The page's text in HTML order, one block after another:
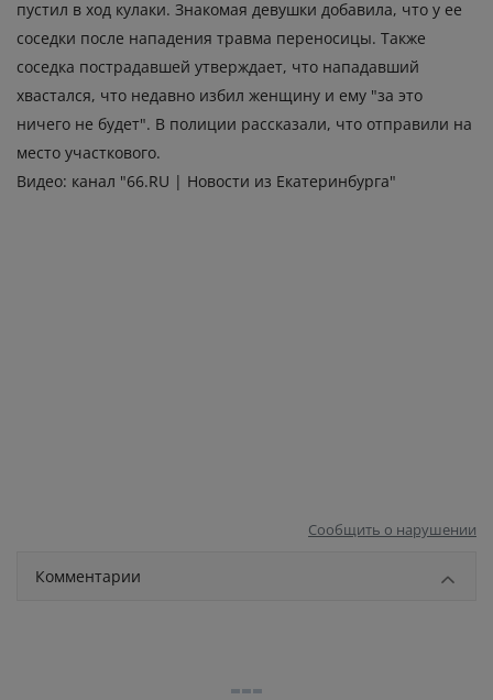
пустил в ход кулаки. Знакомая девушки добавила, что у ее
соседки после нападения травма переносицы. Также
соседка пострадавшей утверждает, что нападавший
хвастался, что недавно избил женщину и ему "за это
ничего не будет". В полиции рассказали, что отправили на
место участкового.
Видео: канал "66.RU | Новости из Екатеринбурга"
Сообщить о нарушении
Комментарии